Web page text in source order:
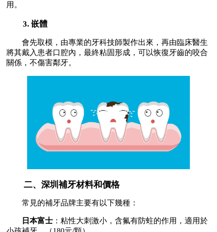
用。
3. 嵌體
會先取模，由專業的牙科技師製作出來，再由臨床醫生
將其戴入患者口腔內，最終粘固形成，可以恢復牙齒的咬合
關係，不傷害鄰牙。
二、深圳補牙材料和價格
常見的補牙品牌主要有以下幾種：
日本富士 ：粘性大刺激小，含氟有防蛀的作用，適用於